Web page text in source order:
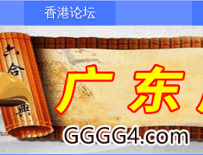
香港论坛